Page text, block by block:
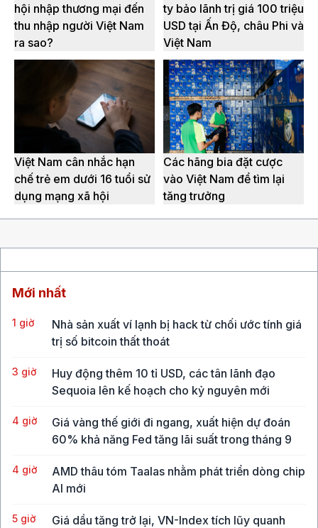
hội nhập thương mại đến
thu nhập người Việt Nam
ra sao?
ty bảo lãnh trị giá 100 triệu
USD tại Ấn Độ, châu Phi và
Việt Nam
Việt Nam cân nhắc hạn
chế trẻ em dưới 16 tuổi sử
dụng mạng xã hội
Các hãng bia đặt cược
vào Việt Nam để tìm lại
tăng trưởng
Mới nhất
1 giờ
Nhà sản xuất ví lạnh bị hack từ chối ước tính giá
trị số bitcoin thất thoát
3 giờ
Huy động thêm 10 tỉ USD, các tân lãnh đạo
Sequoia lên kế hoạch cho kỷ nguyên mới
4 giờ
Giá vàng thế giới đi ngang, xuất hiện dự đoán
60% khả năng Fed tăng lãi suất trong tháng 9
4 giờ
AMD thâu tóm Taalas nhằm phát triển dòng chip
AI mới
5 giờ
Giá dầu tăng trở lại, VN-Index tích lũy quanh